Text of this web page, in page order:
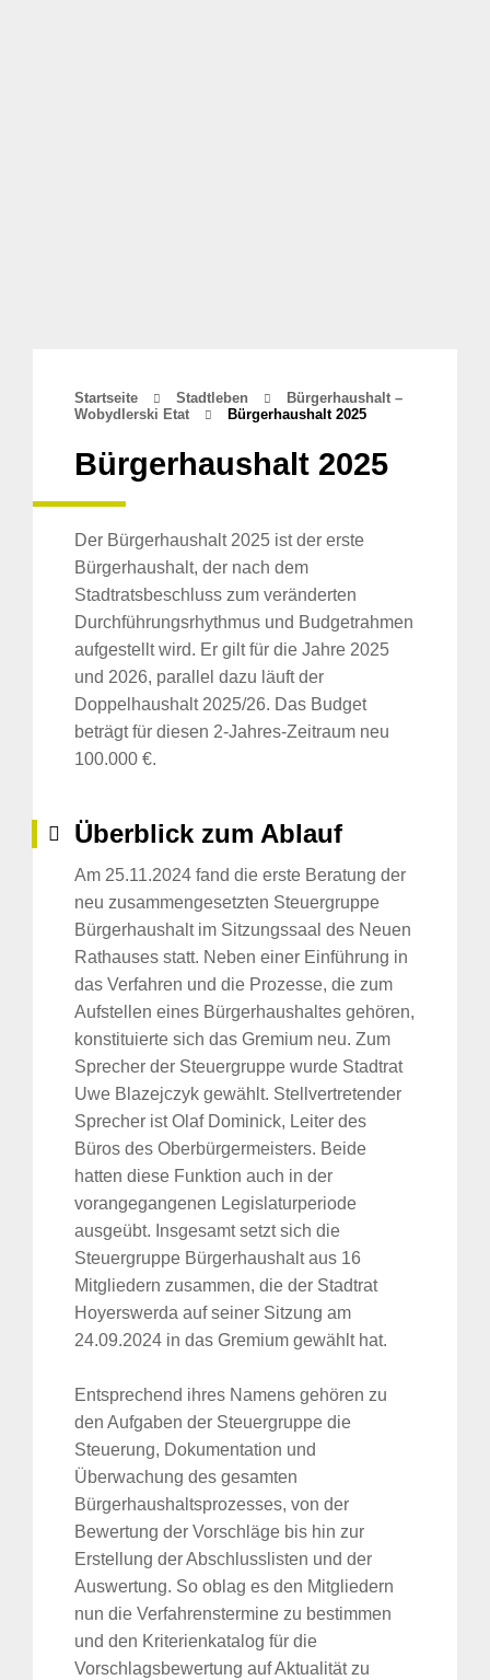
Startseite Stadtleben
Bürgerhaushalt –
Wobydlerski Etat
Bürgerhaushalt 2025
Bürgerhaushalt 2025
Der Bürgerhaushalt 2025 ist der erste
Bürgerhaushalt, der nach dem
Stadtratsbeschluss zum veränderten
Durchführungsrhythmus und Budgetrahmen
aufgestellt wird. Er gilt für die Jahre 2025
und 2026, parallel dazu läuft der
Doppelhaushalt 2025/26. Das Budget
beträgt für diesen 2-Jahres-Zeitraum neu
100.000 €.
Überblick zum Ablauf
Am 25.11.2024 fand die erste Beratung der
neu zusammengesetzten Steuergruppe
Bürgerhaushalt im Sitzungssaal des Neuen
Rathauses statt. Neben einer Einführung in
das Verfahren und die Prozesse, die zum
Aufstellen eines Bürgerhaushaltes gehören,
konstituierte sich das Gremium neu. Zum
Sprecher der Steuergruppe wurde Stadtrat
Uwe Blazejczyk gewählt. Stellvertretender
Sprecher ist Olaf Dominick, Leiter des
Büros des Oberbürgermeisters. Beide
hatten diese Funktion auch in der
vorangegangenen Legislaturperiode
ausgeübt. Insgesamt setzt sich die
Steuergruppe Bürgerhaushalt aus 16
Mitgliedern zusammen, die der Stadtrat
Hoyerswerda auf seiner Sitzung am
24.09.2024 in das Gremium gewählt hat.
Entsprechend ihres Namens gehören zu
den Aufgaben der Steuergruppe die
Steuerung, Dokumentation und
Überwachung des gesamten
Bürgerhaushaltsprozesses, von der
Bewertung der Vorschläge bis hin zur
Erstellung der Abschlusslisten und der
Auswertung. So oblag es den Mitgliedern
nun die Verfahrenstermine zu bestimmen
und den Kriterienkatalog für die
Vorschlagsbewertung auf Aktualität zu